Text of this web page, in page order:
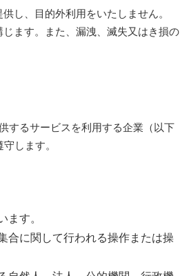
し、目的外利用をいたしません。
ます。また、漏洩、滅失又はき損の
するサービスを利用する企業（以下
します。
ます。
合に関して行われる操作または操